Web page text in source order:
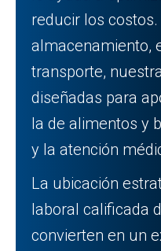
reducir los
almacenamiento,
transporte,
diseñadas para
la de alimentos y
y la atención
La ubicación
laboral calificada
convierten en un